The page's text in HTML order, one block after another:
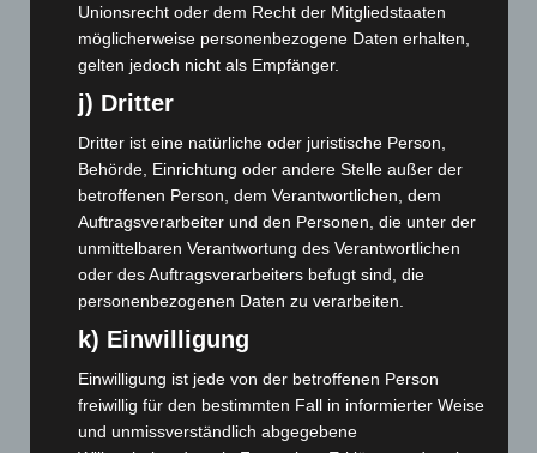
Oktober 2024(93)
September 2024(112)
August 2024(107)
Juli 2024(89)
Juni 2024
(107)
Mai 2024(149)
April 2024(102)
(103)
Februar 2024
(103)
Dezember 2023 (130)
November 2023(130)
Unionsrecht oder dem Recht der Mitgliedstaaten
möglicherweise personenbezogene Daten erhalten,
gelten jedoch nicht als Empfänger.
j) Dritter
Dritter ist eine natürliche oder juristische Person,
Behörde, Einrichtung oder andere Stelle außer der
betroffenen Person, dem Verantwortlichen, dem
Auftragsverarbeiter und den Personen, die unter der
unmittelbaren Verantwortung des Verantwortlichen
oder des Auftragsverarbeiters befugt sind, die
personenbezogenen Daten zu verarbeiten.
k) Einwilligung
Einwilligung ist jede von der betroffenen Person
freiwillig für den bestimmten Fall in informierter Weise
und unmissverständlich abgegebene